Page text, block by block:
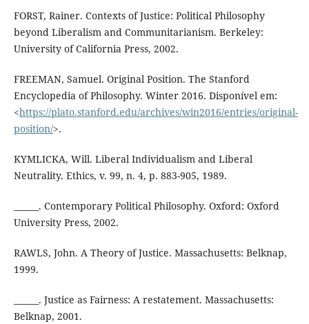
FORST, Rainer. Contexts of Justice: Political Philosophy
beyond Liberalism and Communitarianism. Berkeley:
University of California Press, 2002.
FREEMAN, Samuel. Original Position. The Stanford
Encyclopedia of Philosophy. Winter 2016. Disponível em:
<https://plato.stanford.edu/archives/win2016/entries/original-
position/>.
KYMLICKA, Will. Liberal Individualism and Liberal
Neutrality. Ethics, v. 99, n. 4, p. 883-905, 1989.
______. Contemporary Political Philosophy. Oxford: Oxford
University Press, 2002.
RAWLS, John. A Theory of Justice. Massachusetts: Belknap,
1999.
______. Justice as Fairness: A restatement. Massachusetts:
Belknap, 2001.